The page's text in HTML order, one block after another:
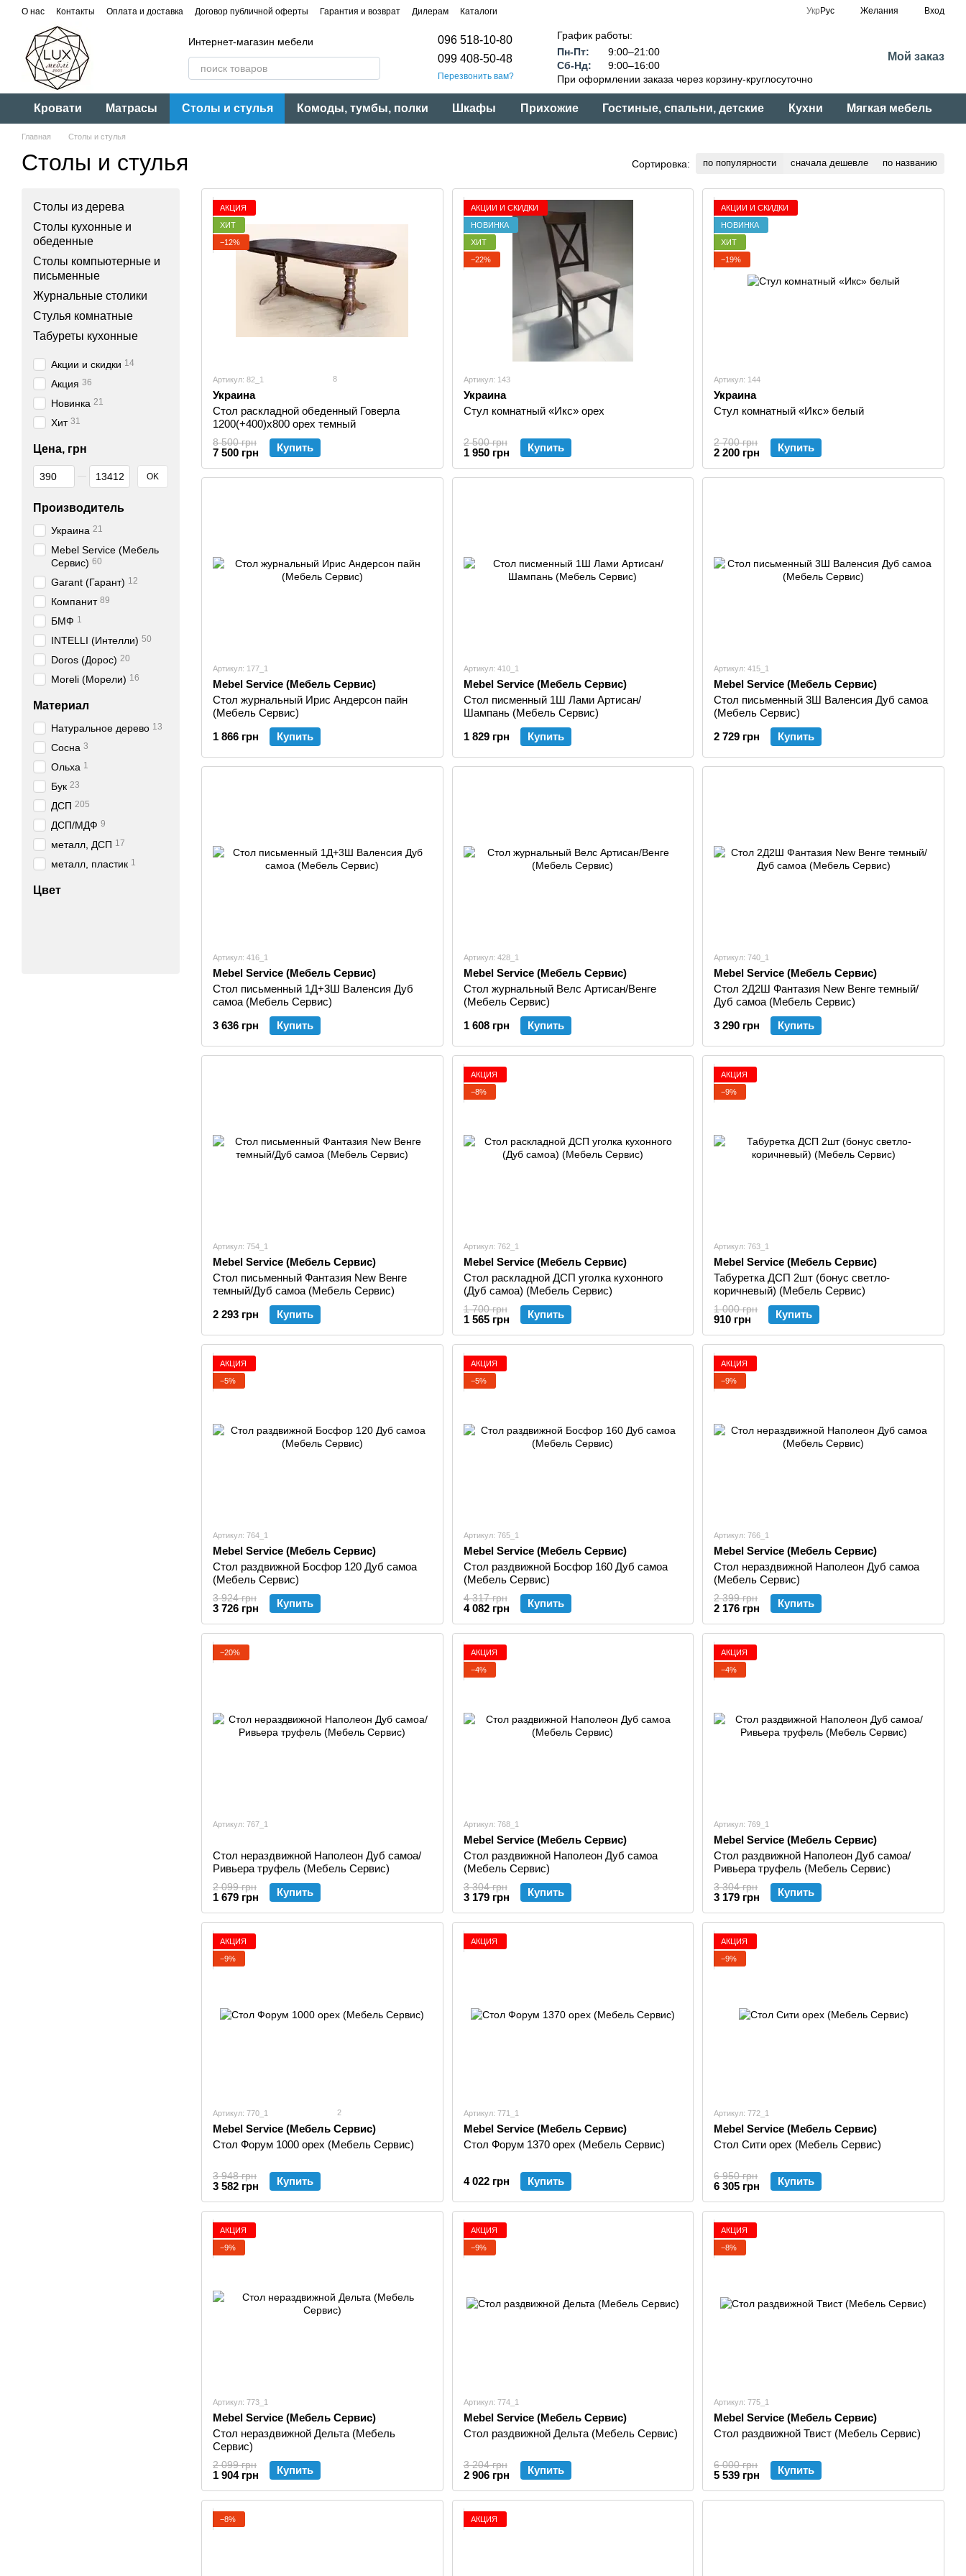
Перейти к основному контенту
О нас Контакты Оплата и доставка Договор публичной оферты Гарантия и возврат Дилерам Каталоги Укр Рус Желания Вход
Интернет-магазин мебели
096 518-10-80
099 408-50-48
Перезвонить вам?
График работы:
Пн-Пт:
9:00–21:00
Сб-Нд:
9:00–16:00
При оформлении заказа через корзину-круглосуточно
Мой заказ
Кровати Матрасы Столы и стулья Комоды, тумбы, полки Шкафы Прихожие Гостиные, спальни, детские Кухни Мягкая мебель
Главная Столы и стулья
Столы и стулья Сортировка: по популярности сначала дешевле по названию
АКЦИЯ
ХИТ
−12%
Артикул: 82_1 8
Украина
Стол раскладной обеденный Говерла
1200(+400)х800 орех темный
8 500 грн
7 500 грн Купить
АКЦИИ И СКИДКИ
НОВИНКА
ХИТ
−22%
Артикул: 143
Украина
Стул комнатный «Икс» орех
2 500 грн
1 950 грн Купить
АКЦИИ И СКИДКИ
НОВИНКА
ХИТ
−19%
Артикул: 144
Украина
Стул комнатный «Икс» белый
2 700 грн
2 200 грн Купить
Артикул: 177_1
Mebel Service (Мебель Сервис)
Стол журнальный Ирис Андерсон пайн
(Мебель Сервис)
1 866 грн
Купить
Артикул: 410_1
Mebel Service (Мебель Сервис)
Стол писменный 1Ш Лами Артисан/
Шампань (Мебель Сервис)
1 829 грн
Купить
Артикул: 415_1
Mebel Service (Мебель Сервис)
Стол письменный 3Ш Валенсия Дуб самоа
(Мебель Сервис)
2 729 грн
Купить
Артикул: 416_1
Mebel Service (Мебель Сервис)
Стол письменный 1Д+3Ш Валенсия Дуб
самоа (Мебель Сервис)
3 636 грн
Купить
Артикул: 428_1
Mebel Service (Мебель Сервис)
Стол журнальный Велс Артисан/Венге
(Мебель Сервис)
1 608 грн
Купить
Артикул: 740_1
Mebel Service (Мебель Сервис)
Стол 2Д2Ш Фантазия New Венге темный/
Дуб самоа (Мебель Сервис)
3 290 грн
Купить
Артикул: 754_1
Mebel Service (Мебель Сервис)
Стол письменный Фантазия New Венге
темный/Дуб самоа (Мебель Сервис)
2 293 грн
Купить
АКЦИЯ
−8%
Артикул: 762_1
Mebel Service (Мебель Сервис)
Стол раскладной ДСП уголка кухонного
(Дуб самоа) (Мебель Сервис)
1 700 грн
1 565 грн Купить
АКЦИЯ
−9%
Артикул: 763_1
Mebel Service (Мебель Сервис)
Табуретка ДСП 2шт (бонус светло-
коричневый) (Мебель Сервис)
1 000 грн
910 грн Купить
АКЦИЯ
−5%
Артикул: 764_1
Mebel Service (Мебель Сервис)
Стол раздвижной Босфор 120 Дуб самоа
(Мебель Сервис)
3 924 грн
3 726 грн Купить
АКЦИЯ
−5%
Артикул: 765_1
Mebel Service (Мебель Сервис)
Стол раздвижной Босфор 160 Дуб самоа
(Мебель Сервис)
4 317 грн
4 082 грн Купить
АКЦИЯ
−9%
Артикул: 766_1
Mebel Service (Мебель Сервис)
Стол нераздвижной Наполеон Дуб самоа
(Мебель Сервис)
2 399 грн
2 176 грн Купить
−20%
Артикул: 767_1
Стол нераздвижной Наполеон Дуб самоа/
Ривьера труфель (Мебель Сервис)
2 099 грн
1 679 грн Купить
АКЦИЯ
−4%
Артикул: 768_1
Mebel Service (Мебель Сервис)
Стол раздвижной Наполеон Дуб самоа
(Мебель Сервис)
3 304 грн
3 179 грн Купить
АКЦИЯ
−4%
Артикул: 769_1
Mebel Service (Мебель Сервис)
Стол раздвижной Наполеон Дуб самоа/
Ривьера труфель (Мебель Сервис)
3 304 грн
3 179 грн Купить
АКЦИЯ
−9%
Артикул: 770_1 2
Mebel Service (Мебель Сервис)
Стол Форум 1000 орех (Мебель Сервис)
3 948 грн
3 582 грн Купить
АКЦИЯ
Артикул: 771_1
Mebel Service (Мебель Сервис)
Стол Форум 1370 орех (Мебель Сервис)
4 022 грн Купить
АКЦИЯ
−9%
Артикул: 772_1
Mebel Service (Мебель Сервис)
Стол Сити орех (Мебель Сервис)
6 950 грн
6 305 грн Купить
АКЦИЯ
−9%
Артикул: 773_1
Mebel Service (Мебель Сервис)
Стол нераздвижной Дельта (Мебель
Сервис)
2 099 грн
1 904 грн Купить
АКЦИЯ
−9%
Артикул: 774_1
Mebel Service (Мебель Сервис)
Стол раздвижной Дельта (Мебель Сервис)
3 204 грн
2 906 грн Купить
АКЦИЯ
−8%
Артикул: 775_1
Mebel Service (Мебель Сервис)
Стол раздвижной Твист (Мебель Сервис)
6 000 грн
5 539 грн Купить
−8% АКЦИЯ
Столы из дерева
Столы кухонные и
обеденные
Столы компьютерные и
письменные
Журнальные столики
Стулья комнатные
Табуреты кухонные
Акции и скидки 14
Акция 36
Новинка 21
Хит 31
Цена, грн
От Цена, грн
До Цена, грн OK
Производитель
Украина 21
Mebel Service (Мебель
Сервис) 60
Garant (Гарант) 12
Компанит 89
БМФ 1
INTELLI (Интелли) 50
Doros (Дорос) 20
Moreli (Морели) 16
Материал
Натуральное дерево 13
Сосна 3
Ольха 1
Бук 23
ДСП 205
ДСП/МДФ 9
металл, ДСП 17
металл, пластик 1
Цвет